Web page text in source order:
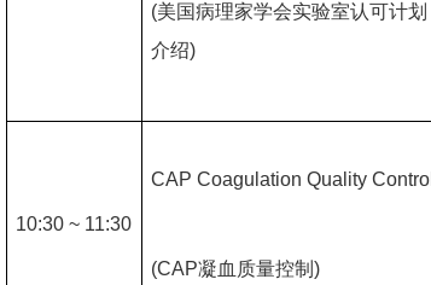
(美国病理家学会实验室认可计划
介绍)
10:30 ~ 11:30
CAP Coagulation Quality Control
(CAP凝血质量控制 )